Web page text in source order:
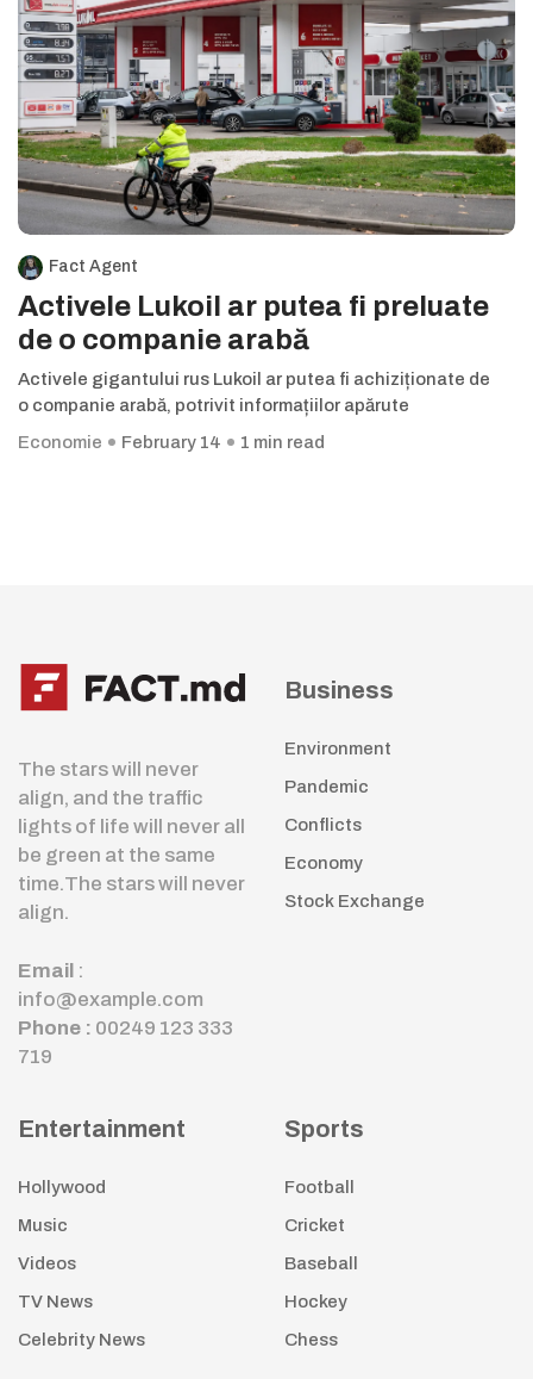
Fact Agent
Activele Lukoil ar putea fi preluate
de o companie arabă
Activele gigantului rus Lukoil ar putea fi achiziționate de
o companie arabă, potrivit informațiilor apărute
Economie
February 14 1 min read
The stars will never
align, and the traffic
lights of life will never all
be green at the same
time.The stars will never
align.
Email :
info@example.com
Phone : 00249 123 333
719
Business
Environment
Pandemic
Conflicts
Economy
Stock Exchange
Entertainment
Hollywood
Music
Videos
TV News
Celebrity News
Sports
Football
Cricket
Baseball
Hockey
Chess